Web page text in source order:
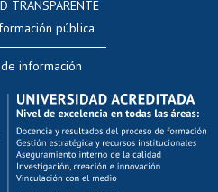
docente
académica
al AUCAI
os
de capacitación
TRANSPARENTE
pública
información